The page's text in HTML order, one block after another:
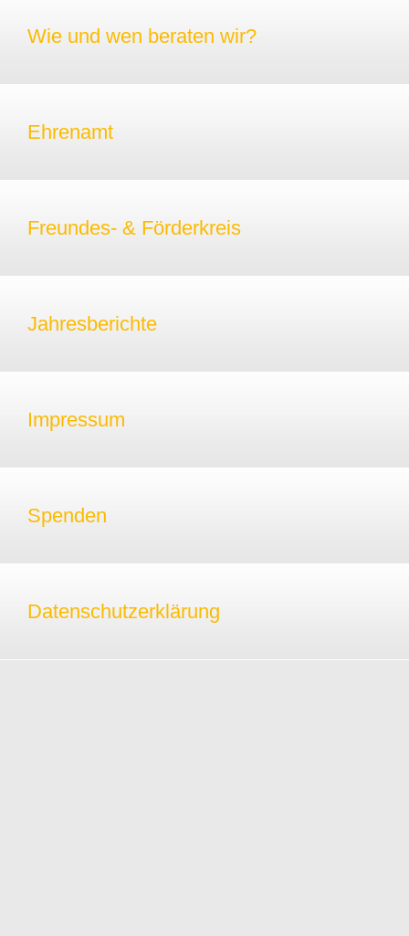
Wie und wen beraten wir?
Ehrenamt
Freundes- & Förderkreis
Jahresberichte
Impressum
Spenden
Datenschutzerklärung